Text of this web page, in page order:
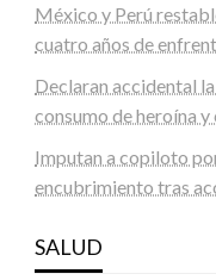
México y Perú
cuatro años de
Declaran accidental
consumo de heroína y
Imputan a copiloto
encubrimiento tras
SALUD